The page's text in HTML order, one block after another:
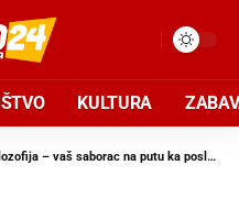
KULTURA
– vaš saborac na putu ka poslovnom uspehu!